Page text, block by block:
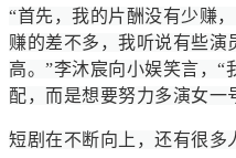
“首先，我的片酬没有少赚
赚的差不多，我听说有些演
高。”李沐宸向小娱笑言，“
配，而是想要努力多演女一
短剧在不断向上，还有很多